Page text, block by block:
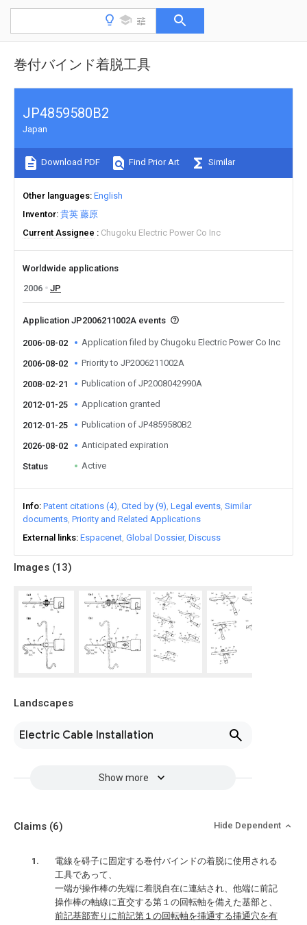
巻付バインド着脱工具
Images (13)
Landscapes
Electric Cable Installation
Show more
JP4859580B2
Japan
Download PDF Find Prior Art Similar
Other languages English
Inventor 貴英 藤原
Current Assignee
Chugoku Electric Power Co Inc
Worldwide applications
2006
JP
Application JP2006211002A events
2006-08-02 Application filed by Chugoku Electric Power Co Inc
2006-08-02 Priority to JP2006211002A
2008-02-21 Publication of JP2008042990A
2012-01-25 Application granted
2012-01-25 Publication of JP4859580B2
2026-08-02 Anticipated expiration
Status Active
Info Patent citations (4) Cited by (9) Legal events Similar
documents Priority and Related Applications
External links Espacenet Global Dossier Discuss
Claims (6) Hide Dependent
電線を碍子に固定する巻付バインドの着脱に使用される
工具であって、
一端が操作棒の先端に着脱自在に連結され、他端に前記
操作棒の軸線に直交する第１の回転軸を備えた基部と、
前記基部寄りに前記第１の回転軸を挿通する挿通穴を有